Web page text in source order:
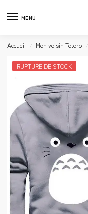
MENU
Accueil / Mon voisin Totoro /
RUPTURE DE STOCK